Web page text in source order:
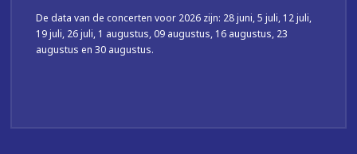
De data van de concerten voor 2026 zijn: 28 juni, 5 juli, 12 juli,
19 juli, 26 juli, 1 augustus, 09 augustus, 16 augustus, 23
augustus en 30 augustus.